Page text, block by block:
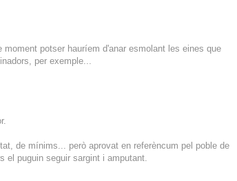
potser hauríem d'anar esmolant les eines que
per exemple...
de mínims... però aprovat en referèncum pel poble de
el puguin seguir sargint i amputant.